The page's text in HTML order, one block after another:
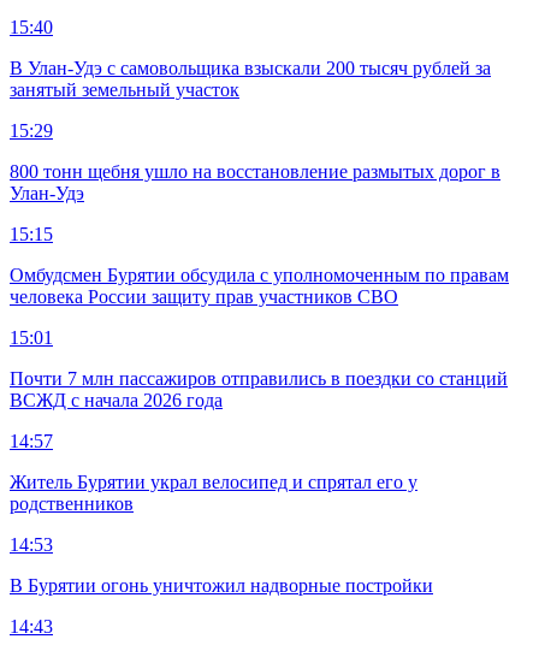
15:40
В Улан-Удэ с самовольщика взыскали 200 тысяч рублей за
занятый земельный участок
15:29
800 тонн щебня ушло на восстановление размытых дорог в
Улан-Удэ
15:15
Омбудсмен Бурятии обсудила с уполномоченным по правам
человека России защиту прав участников СВО
15:01
Почти 7 млн пассажиров отправились в поездки со станций
ВСЖД с начала 2026 года
14:57
Житель Бурятии украл велосипед и спрятал его у
родственников
14:53
В Бурятии огонь уничтожил надворные постройки
14:43